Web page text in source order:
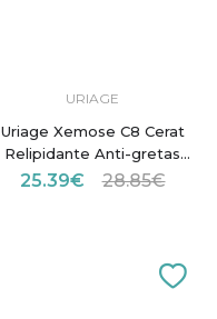
URIAGE
Uriage Xemose C8 Cerat
Relipidante Anti-gretas
200ml
25.39€ 28.85€